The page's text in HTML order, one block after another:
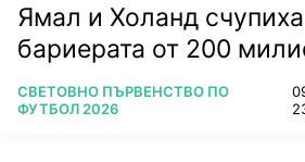
Ямал и Холанд счупиха
бариерата от 200
ПОВЕЧЕ ОТ
СВЕТОВНО ПЪРВЕНСТВО ПО
ФУТБОЛ 2026